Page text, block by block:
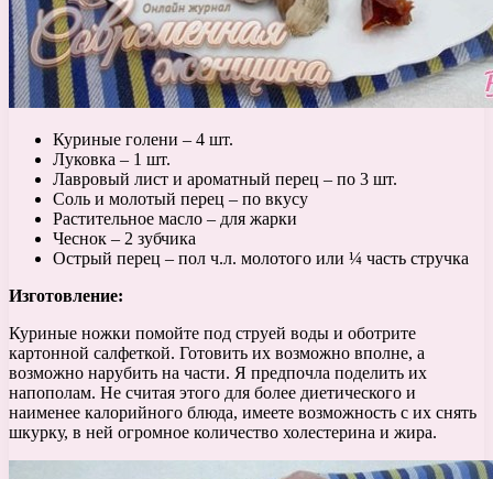
Куриные голени – 4 шт.
Луковка – 1 шт.
Лавровый лист и ароматный перец – по 3 шт.
Соль и молотый перец – по вкусу
Растительное масло – для жарки
Чеснок – 2 зубчика
Острый перец – пол ч.л. молотого или ¼ часть стручка
Изготовление:
Куриные ножки помойте под струей воды и оботрите
картонной салфеткой. Готовить их возможно вполне, а
возможно нарубить на части. Я предпочла поделить их
напополам. Не считая этого для более диетического и
наименее калорийного блюда, имеете возможность с их снять
шкурку, в ней огромное количество холестерина и жира.